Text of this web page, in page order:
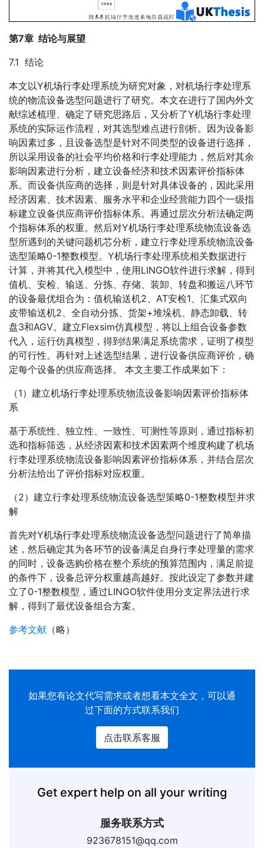
第7章 结论与展望
7.1 结论
本文以Y机场行李处理系统为研究对象，对机场行李处理系
统的物流设备选型问题进行了研究。本文在进行了国内外文
献综述梳理、确定了研究思路后，又分析了Y机场行李处理
系统的实际运作流程，对其选型难点进行剖析。因为设备影
响因素过多，且设备选型是针对不同类型的设备进行选择，
所以采用设备的社会平均价格和行李处理能力，然后对其余
影响因素进行分析，建立设备经济和技术因素评价指标体
系。而设备供应商的选择，则是针对具体设备的，因此采用
经济因素、技术因素、服务水平和企业经营能力四个一级指
标建立设备供应商评价指标体系。再通过层次分析法确定两
个指标体系的权重。然后对Y机场行李处理系统物流设备选
型所遇到的关键问题机芯分析，建立行李处理系统物流设备
选型策略0-1整数模型。Y机场行李处理系统相关数据进行
计算，并将其代入模型中，使用LINGO软件进行求解，得到
值机、安检、输送、分拣、存储、装卸、转盘和搬运八环节
的设备最优组合为：值机输送机2、AT安检1、汇集式双向
皮带输送机2、全自动分拣、货架+堆垛机、静态卸载、转
盘3和AGV。建立Flexsim仿真模型，将以上组合设备参数
代入，运行仿真模型，得到结果满足系统需求，证明了模型
的可行性。再针对上述选型结果，进行设备供应商评价，确
定每个设备的供应商选择。 本文主要工作成果如下：
（1）建立机场行李处理系统物流设备影响因素评价指标体
系
基于系统性、独立性、一致性、可测性等原则，通过指标初
选和指标筛选，从经济因素和技术因素两个维度构建了机场
行李处理系统物流设备影响因素评价指标体系，并结合层次
分析法给出了评价指标对应权重。
（2）建立行李处理系统物流设备选型策略0-1整数模型并求
解
首先对Y机场行李处理系统物流设备选型问题进行了简单描
述，然后确定其为各环节的设备满足自身行李处理量的需求
的同时，设备选购价格在整个系统的预算范围内，满足前提
的条件下，设备总评分权重越高越好。按此设定了参数并建
立了0-1整数模型，通过LINGO软件使用分支定界法进行求
解，得到了最优设备组合方案。
参考文献 （略）
如果您有论文代写需求或者想看本文全文，可以通
过下面的方式联系我们
点击联系客服
Get expert help on all your writing
服务联系方式
923678151@qq.com